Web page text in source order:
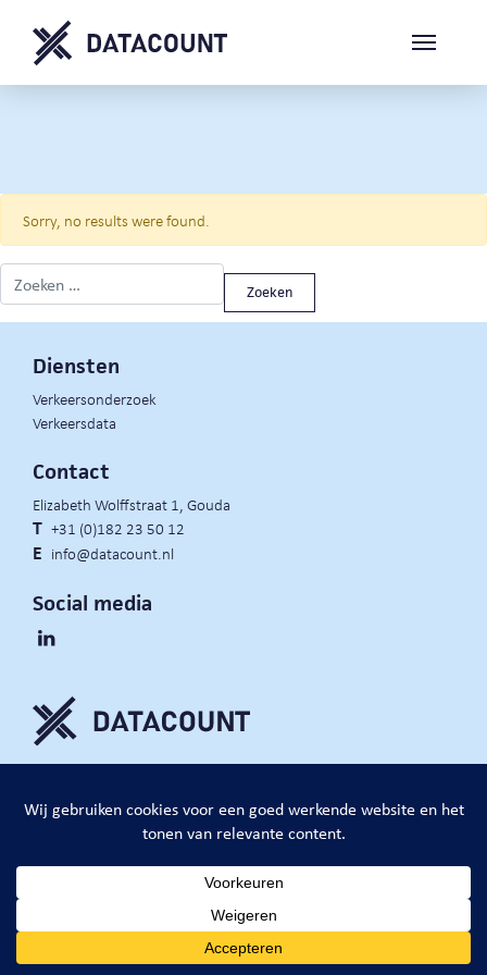
Sorry, no results were found.
Zoeken naar:
Diensten
Verkeersonderzoek
Verkeersdata
Contact
Elizabeth Wolffstraat 1, Gouda
T +31 (0)182 23 50 12
E info@datacount.nl
Social media
DataCount B.V.
privacy policy
algemene voorwaarden